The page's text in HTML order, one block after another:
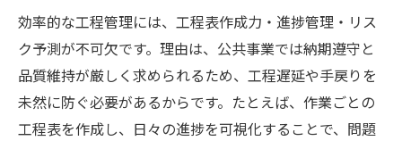
効率的な工程管理には、工程表作成力・進捗管理・リス
ク予測が不可欠です。理由は、公共事業では納期遵守と
品質維持が厳しく求められるため、工程遅延や手戻りを
未然に防ぐ必要があるからです。たとえば、作業ごとの
工程表を作成し、日々の進捗を可視化することで、問題